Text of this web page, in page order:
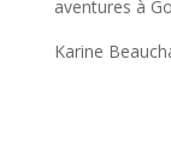
aventures à
Karine